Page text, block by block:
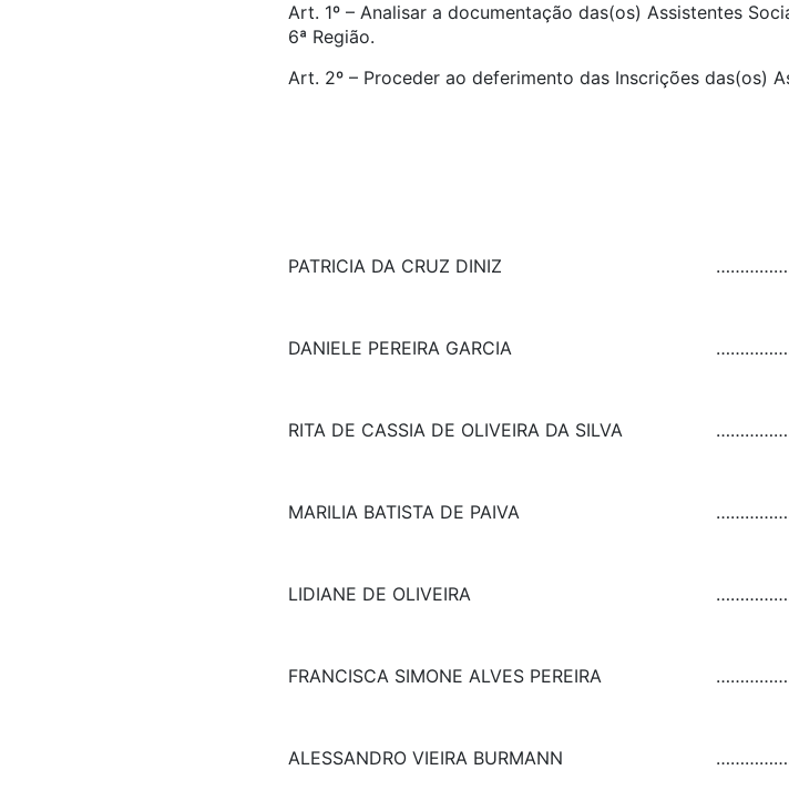
Art. 1º – Analisar a documentação das(os) Assistentes
6ª Região.
Art. 2º – Proceder ao deferimento das Inscrições das(os)
PATRICIA DA CRUZ DINIZ
DANIELE PEREIRA GARCIA
RITA DE CASSIA DE OLIVEIRA DA SILVA
MARILIA BATISTA DE PAIVA
LIDIANE DE OLIVEIRA
FRANCISCA SIMONE ALVES PEREIRA
ALESSANDRO VIEIRA BURMANN